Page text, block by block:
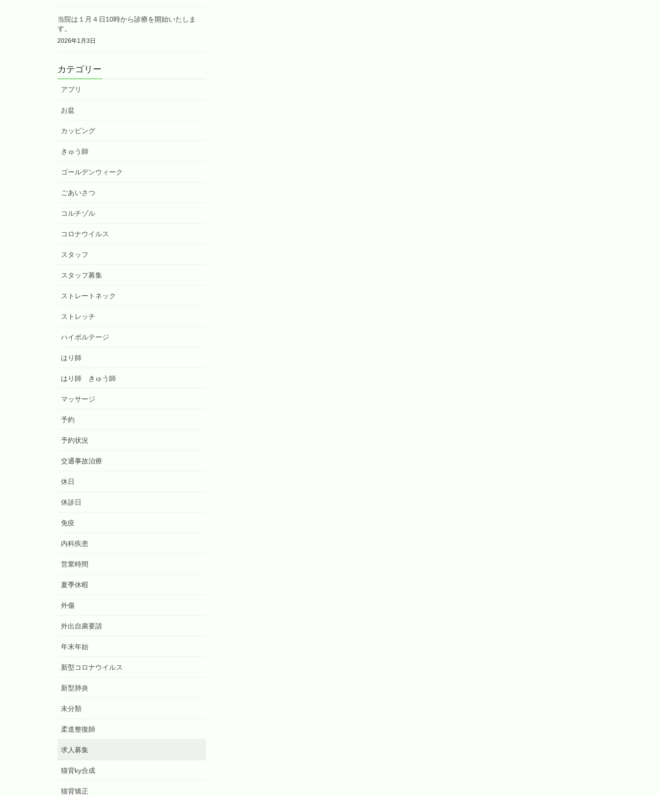
当院は１月４日10時から診療を開始いたしま
す。
2026年1月3日
カテゴリー
アプリ
お盆
カッピング
きゅう師
ゴールデンウィーク
ごあいさつ
コルチゾル
コロナウイルス
スタッフ
スタッフ募集
ストレートネック
ストレッチ
ハイボルテージ
はり師
はり師 きゅう師
マッサージ
予約
予約状況
交通事故治療
休日
休診日
免疫
内科疾患
営業時間
夏季休暇
外傷
外出自粛要請
年末年始
新型コロナウイルス
新型肺炎
未分類
柔道整復師
求人募集
猫背ky合成
猫背矯正